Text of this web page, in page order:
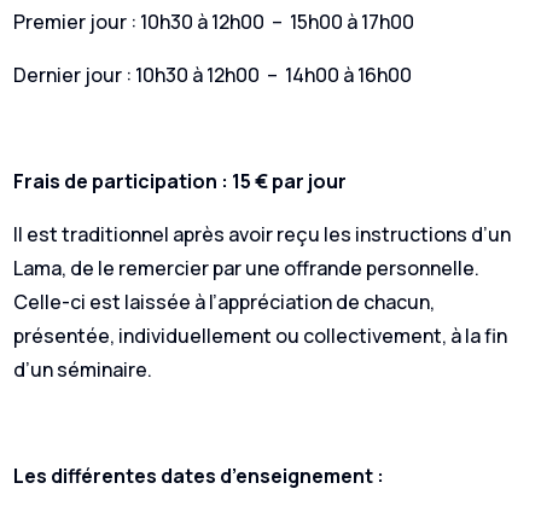
Premier jour : 10h30 à 12h00 – 15h00 à 17h00
Dernier jour : 10h30 à 12h00 – 14h00 à 16h00
Frais de participation : 15 € par jour
Il est traditionnel après avoir reçu les instructions d’un
Lama, de le remercier par une offrande personnelle.
Celle-ci est laissée à l’appréciation de chacun,
présentée, individuellement ou collectivement, à la fin
d’un séminaire.
Les différentes dates d’enseignement :